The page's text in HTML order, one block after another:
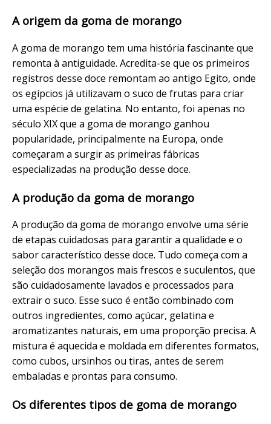
A origem da goma de morango
A goma de morango tem uma história fascinante que
remonta à antiguidade. Acredita-se que os primeiros
registros desse doce remontam ao antigo Egito, onde
os egípcios já utilizavam o suco de frutas para criar
uma espécie de gelatina. No entanto, foi apenas no
século XIX que a goma de morango ganhou
popularidade, principalmente na Europa, onde
começaram a surgir as primeiras fábricas
especializadas na produção desse doce.
A produção da goma de morango
A produção da goma de morango envolve uma série
de etapas cuidadosas para garantir a qualidade e o
sabor característico desse doce. Tudo começa com a
seleção dos morangos mais frescos e suculentos, que
são cuidadosamente lavados e processados para
extrair o suco. Esse suco é então combinado com
outros ingredientes, como açúcar, gelatina e
aromatizantes naturais, em uma proporção precisa. A
mistura é aquecida e moldada em diferentes formatos,
como cubos, ursinhos ou tiras, antes de serem
embaladas e prontas para consumo.
Os diferentes tipos de goma de morango